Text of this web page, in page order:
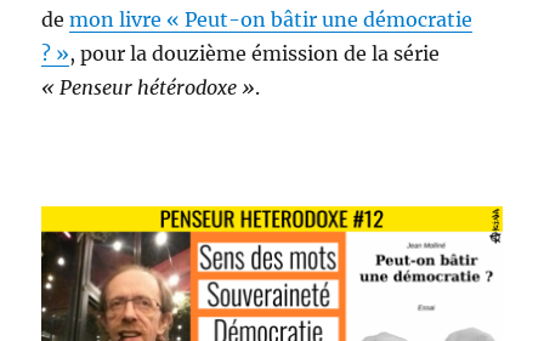
demon livre « Peut-on bâtir une démocratie
? », pour la douzième émission de la série
« Penseur hétérodoxe ».